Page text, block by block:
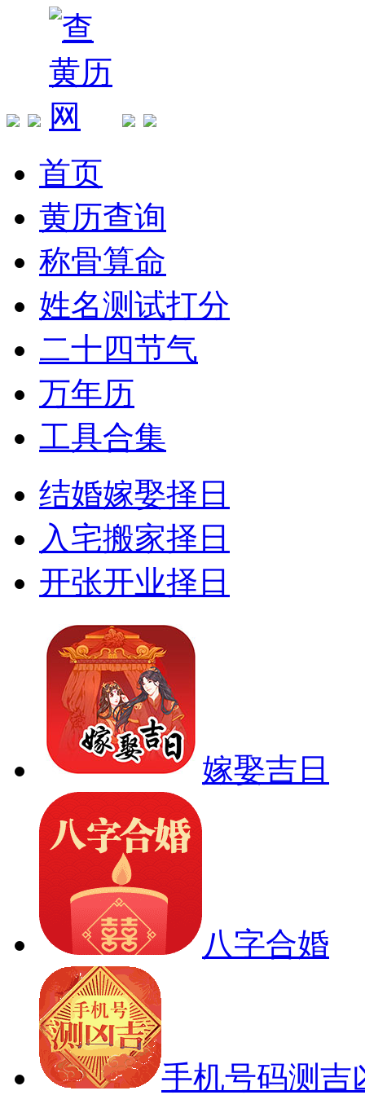
首页
黄历查询
称骨算命
姓名测试打分
二十四节气
万年历
工具合集
结婚嫁娶择日
入宅搬家择日
开张开业择日
嫁娶吉日
八字合婚
手机号码测吉